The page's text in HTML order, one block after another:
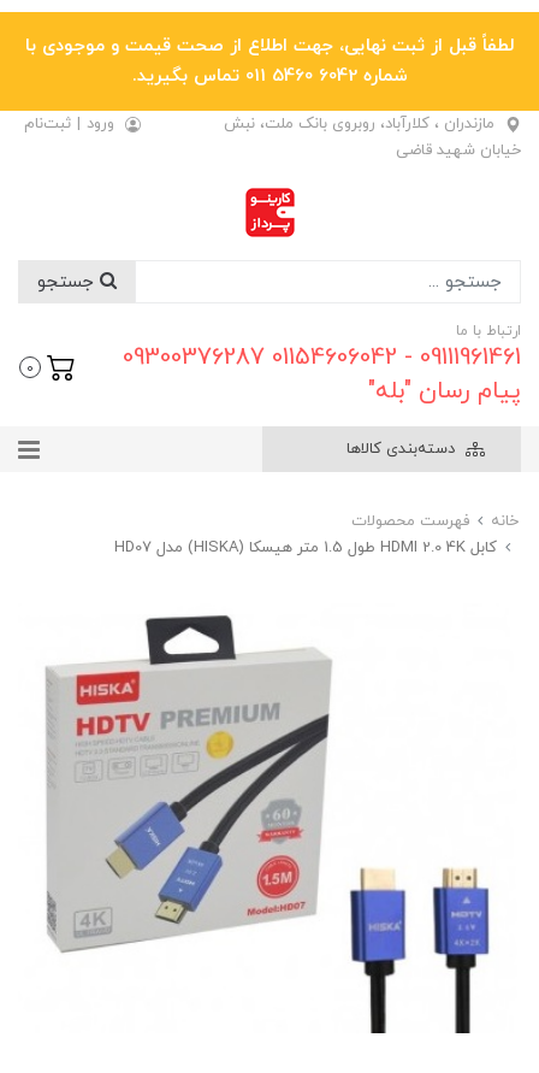
لطفاً قبل از ثبت نهایی، جهت اطلاع از صحت قیمت و موجودی با
شماره 6042 5460 011 تماس بگیرید.
مازندران ، کلارآباد، روبروی بانک ملت، نبش
خیابان شهید قاضی
ورود | ثبت‌نام
ارتباط با ما
09111961461 - 01154606042 09300376287
پیام رسان "بله"
0
دسته‌بندی کالاها
خانه
فهرست محصولات
کابل HDMI 2.0 4K طول 1.5 متر هیسکا (HISKA) مدل HD07